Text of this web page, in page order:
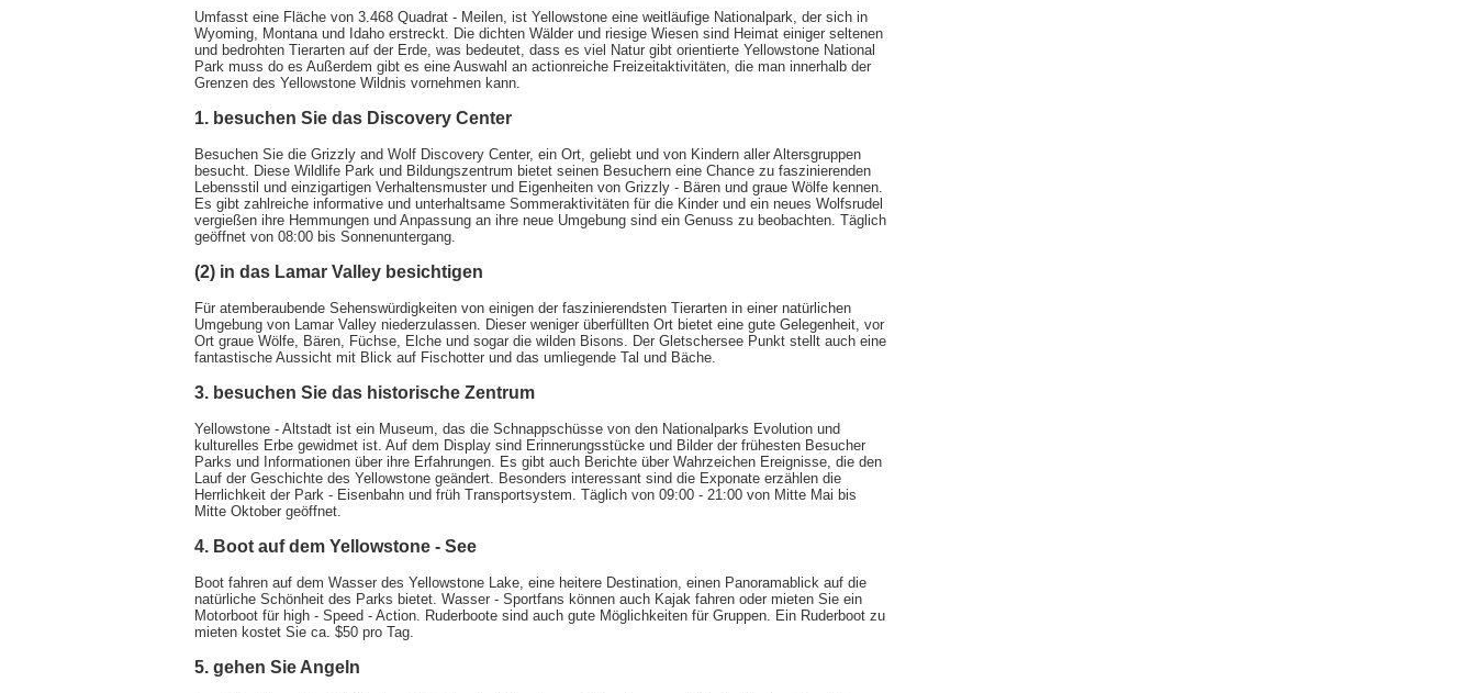
Umfasst eine Fläche von 3.468 Quadrat - Meilen, ist Yellowstone eine weitläufige Nationalpark, der sich in
Wyoming, Montana und Idaho erstreckt. Die dichten Wälder und riesige Wiesen sind Heimat einiger seltenen
und bedrohten Tierarten auf der Erde, was bedeutet, dass es viel Natur gibt orientierte Yellowstone National
Park muss do es Außerdem gibt es eine Auswahl an actionreiche Freizeitaktivitäten, die man innerhalb der
Grenzen des Yellowstone Wildnis vornehmen kann.
1. besuchen Sie das Discovery Center
Besuchen Sie die Grizzly and Wolf Discovery Center, ein Ort, geliebt und von Kindern aller Altersgruppen
besucht. Diese Wildlife Park und Bildungszentrum bietet seinen Besuchern eine Chance zu faszinierenden
Lebensstil und einzigartigen Verhaltensmuster und Eigenheiten von Grizzly - Bären und graue Wölfe kennen.
Es gibt zahlreiche informative und unterhaltsame Sommeraktivitäten für die Kinder und ein neues Wolfsrudel
vergießen ihre Hemmungen und Anpassung an ihre neue Umgebung sind ein Genuss zu beobachten. Täglich
geöffnet von 08:00 bis Sonnenuntergang.
(2) in das Lamar Valley besichtigen
Für atemberaubende Sehenswürdigkeiten von einigen der faszinierendsten Tierarten in einer natürlichen
Umgebung von Lamar Valley niederzulassen. Dieser weniger überfüllten Ort bietet eine gute Gelegenheit, vor
Ort graue Wölfe, Bären, Füchse, Elche und sogar die wilden Bisons. Der Gletschersee Punkt stellt auch eine
fantastische Aussicht mit Blick auf Fischotter und das umliegende Tal und Bäche.
3. besuchen Sie das historische Zentrum
Yellowstone - Altstadt ist ein Museum, das die Schnappschüsse von den Nationalparks Evolution und
kulturelles Erbe gewidmet ist. Auf dem Display sind Erinnerungsstücke und Bilder der frühesten Besucher
Parks und Informationen über ihre Erfahrungen. Es gibt auch Berichte über Wahrzeichen Ereignisse, die den
Lauf der Geschichte des Yellowstone geändert. Besonders interessant sind die Exponate erzählen die
Herrlichkeit der Park - Eisenbahn und früh Transportsystem. Täglich von 09:00 - 21:00 von Mitte Mai bis
Mitte Oktober geöffnet.
4. Boot auf dem Yellowstone - See
Boot fahren auf dem Wasser des Yellowstone Lake, eine heitere Destination, einen Panoramablick auf die
natürliche Schönheit des Parks bietet. Wasser - Sportfans können auch Kajak fahren oder mieten Sie ein
Motorboot für high - Speed - Action. Ruderboote sind auch gute Möglichkeiten für Gruppen. Ein Ruderboot zu
mieten kostet Sie ca. $50 pro Tag.
5. gehen Sie Angeln